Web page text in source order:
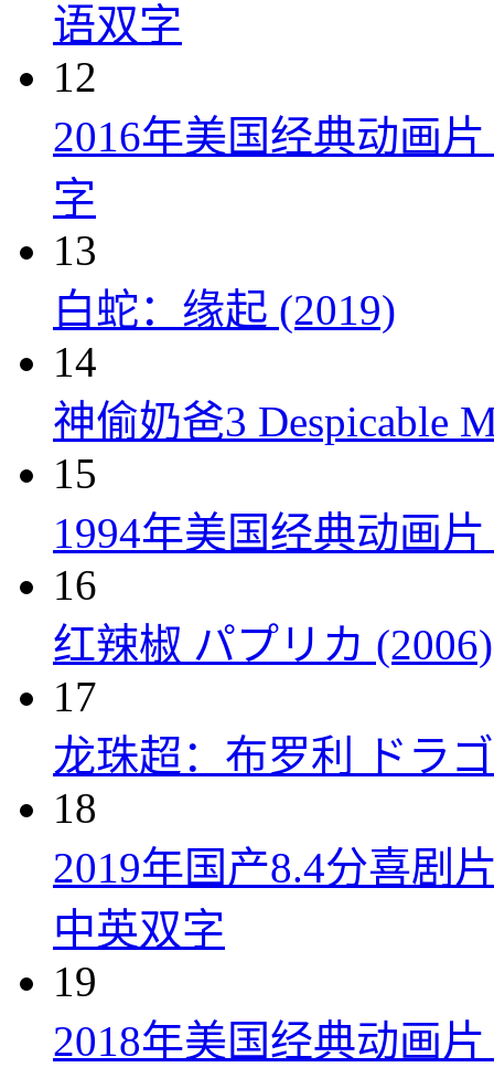
语双字
12
2016年美国经典动画
字
13
白蛇：缘起 (2019)
14
神偷奶爸3 Despicable
15
1994年美国经典动画
16
红辣椒 パプリカ (2006)
17
龙珠超：布罗利 ドラ
18
2019年国产8.4分喜剧
中英双字
19
2018年美国经典动画